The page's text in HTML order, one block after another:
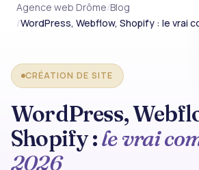
Agence web Drôme Blog
WordPress, Webflow, Shopify : le vrai
CRÉATION DE SITE
WordPress,
Shopify :le vrai
2026